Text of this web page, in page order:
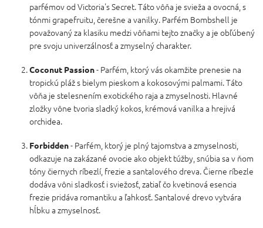
parfémov od Victoria's Secret. Táto vôňa je svieža a ovocná, s
tónmi grapefruitu, čerešne a vanilky. Parfém Bombshell je
považovaný za klasiku medzi vôňami tejto značky a je obľúbený
pre svoju univerzálnosť a zmyselný charakter.
Coconut Passion- Parfém, ktorý vás okamžite prenesie na
tropickú pláž s bielym pieskom a kokosovými palmami. Táto
vôňa je stelesnením exotického raja a zmyselnosti. Hlavné
zložky vône tvoria sladký kokos, krémová vanilka a hrejivá
orchidea.
Forbidden- Parfém, ktorý je plný tajomstva a zmyselnosti,
odkazuje na zakázané ovocie ako objekt túžby, snúbia sa v ňom
tóny čiernych ríbezlí, frezie a santalového dreva. Čierne ríbezle
dodáva vôni sladkosť i sviežosť, zatiaľ čo kvetinová esencia
frezie pridáva romantiku a ľahkosť. Santalové drevo vytvára
hĺbku a zmyselnosť.